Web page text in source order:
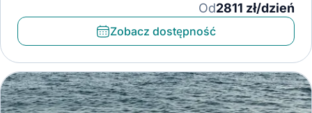
Od2811 zł/dzień
Zobacz dostępność